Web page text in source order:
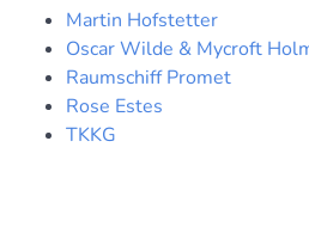
Martin Hofstetter
Oscar Wilde & Mycroft
Raumschiff Promet
Rose Estes
TKKG